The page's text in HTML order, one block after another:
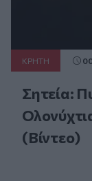
ΚΡΗΤΗ
Σητεία:
(Βίντεο)